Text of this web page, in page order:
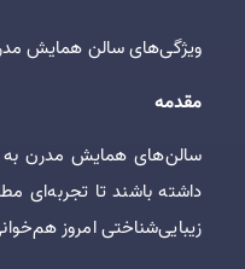
ویژگی‌های سالن همایش
مقدمه
سالن‌های همایش مدرن به
داشته باشند تا تجربه‌ای
زیبایی‌شناختی امروز